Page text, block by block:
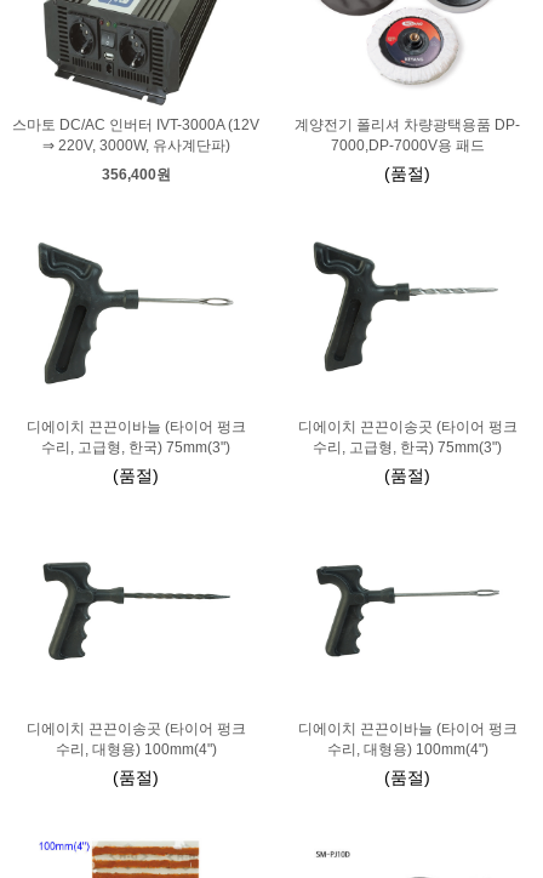
스마토 DC/AC 인버터 IVT-3000A (12V
⇒ 220V, 3000W, 유사계단파)
356,400원
계양전기 폴리셔 차량광택용품 DP-
7000,DP-7000V용 패드
(품절)
디에이치 끈끈이바늘 (타이어 펑크
수리, 고급형, 한국) 75mm(3")
(품절)
디에이치 끈끈이송곳 (타이어 펑크
수리, 고급형, 한국) 75mm(3")
(품절)
디에이치 끈끈이송곳 (타이어 펑크
수리, 대형용) 100mm(4")
(품절)
디에이치 끈끈이바늘 (타이어 펑크
수리, 대형용) 100mm(4")
(품절)